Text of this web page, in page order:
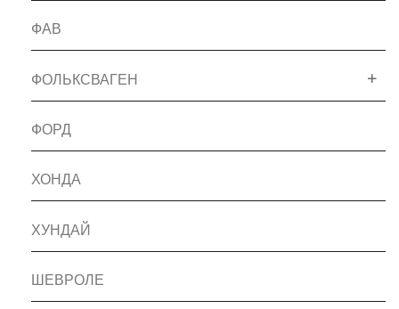
ФАВ
ФОЛЬКСВАГЕН
ФОРД
ХОНДА
ХУНДАЙ
ШЕВРОЛЕ